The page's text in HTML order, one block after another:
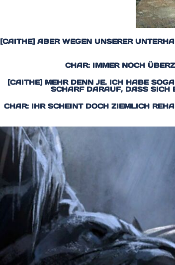
[CAITHE] ABER WEGEN UNSERER
CHAR: IMMER NOCH
[CAITHE] MEHR DENN JE. ICH HABE
SCHARF DARAUF, DASS SICH
CHAR: IHR SCHEINT DOCH ZIEMLICH